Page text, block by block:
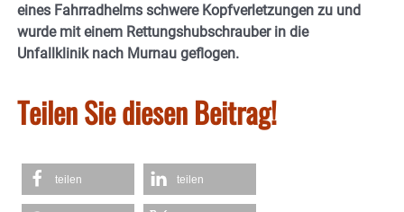
eines Fahrradhelms schwere Kopfverletzungen zu und
wurde mit einem Rettungshubschrauber in die
Unfallklinik nach Murnau geflogen.
Teilen Sie diesen Beitrag!
teilen teilen